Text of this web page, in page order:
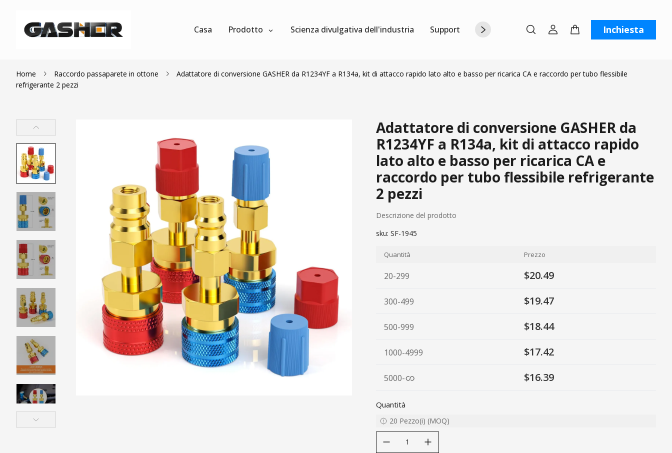
Casa Prodotto Scienza divulgativa dell'industria Supporto Chi siamo Contattaci Inchiesta
Home Raccordo passaparete in ottone
Adattatore di conversione GASHER da R1234YF a R134a, kit di attacco rapido lato alto e basso per ricarica CA e raccordo per tubo flessibile
refrigerante 2 pezzi
Adattatore di conversione GASHER da
R1234YF a R134a, kit di attacco rapido
lato alto e basso per ricarica CA e
raccordo per tubo flessibile refrigerante
2 pezzi
Descrizione del prodotto
sku: SF-1945
Quantità Prezzo
20-299 $20.49
300-499 $19.47
500-999 $18.44
1000-4999 $17.42
5000- $16.39
Quantità
20 Pezzo(i) (MOQ)